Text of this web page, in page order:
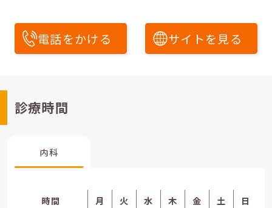
電話をかける サイトを見る
診療時間
内科
時間 月 火 水 木 金 土 日